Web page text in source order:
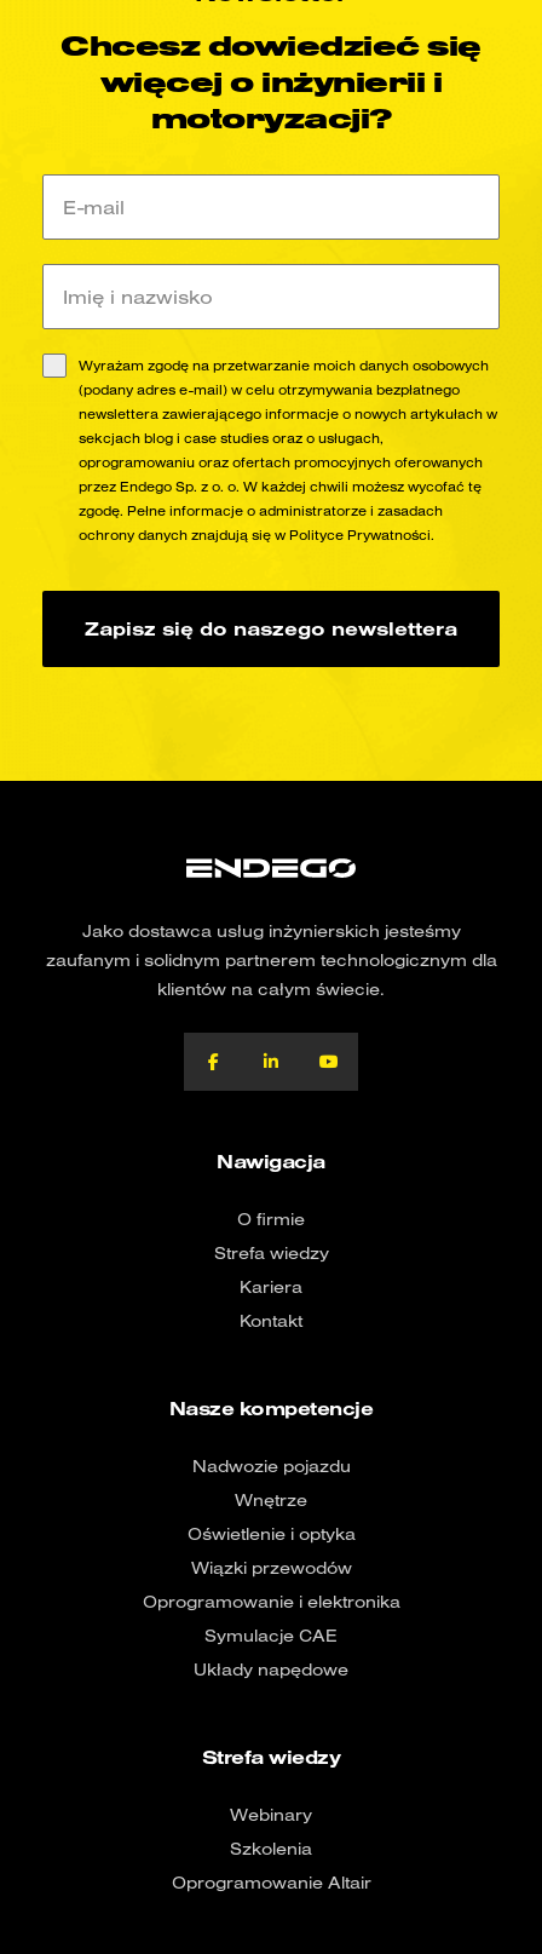
Chcesz dowiedzieć się
więcej o inżynierii i
motoryzacji?
Wyrażam zgodę na przetwarzanie moich danych osobowych
(podany adres e-mail) w celu otrzymywania bezpłatnego
newslettera zawierającego informacje o nowych artykułach w
sekcjach blog i case studies oraz o usługach,
oprogramowaniu oraz ofertach promocyjnych oferowanych
przez Endego Sp. z o. o. W każdej chwili możesz wycofać tę
zgodę. Pełne informacje o administratorze i zasadach
ochrony danych znajdują się w Polityce Prywatności.
Zapisz się do naszego newslettera
Jako dostawca usług inżynierskich jesteśmy
zaufanym i solidnym partnerem technologicznym dla
klientów na całym świecie.
Nawigacja
O firmie
Strefa wiedzy
Kariera
Kontakt
Nasze kompetencje
Nadwozie pojazdu
Wnętrze
Oświetlenie i optyka
Wiązki przewodów
Oprogramowanie i elektronika
Symulacje CAE​
Układy napędowe​
Strefa wiedzy
Webinary
Szkolenia
Oprogramowanie Altair